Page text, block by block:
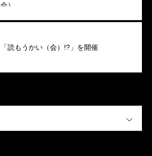
会）
「読もうかい（会）!?」を開催